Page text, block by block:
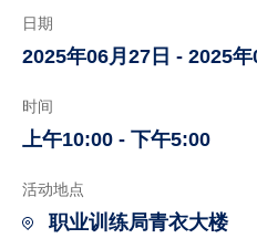
日期
2025年06月27日 - 2025年
时间
上午10:00 - 下午5:00
活动地点
职业训练局青衣大楼